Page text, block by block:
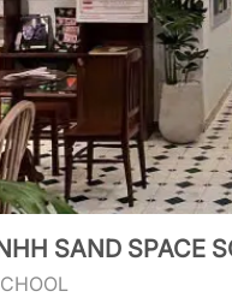
SAND SPACE